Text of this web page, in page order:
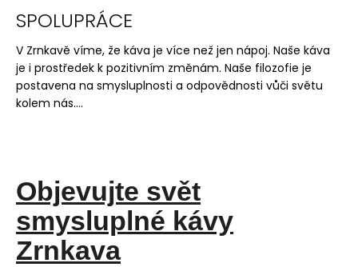
SPOLUPRÁCE
V Zrnkavě víme, že káva je více než jen nápoj. Naše káva
je i prostředek k pozitivním změnám. Naše filozofie je
postavena na smysluplnosti a odpovědnosti vůči světu
kolem nás....
Objevujte svět
smysluplné kávy
Zrnkava